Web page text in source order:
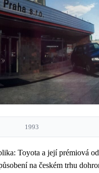
1993
Toyota a její prémiová
na českém trhu